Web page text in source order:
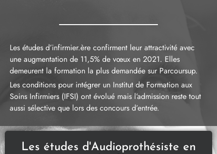
Les études d’infirmier.ère confirment leur attractivité avec
une augmentation de 11,5% de vœux en 2021. Elles
demeurent la formation la plus demandée sur Parcoursup.
Les conditions pour intégrer un Institut de Formation aux
Soins Infirmiers (IFSI) ont évolué mais l’admission reste tout
aussi sélective que lors des concours d’entrée.
Les études d'Audioprothésiste en